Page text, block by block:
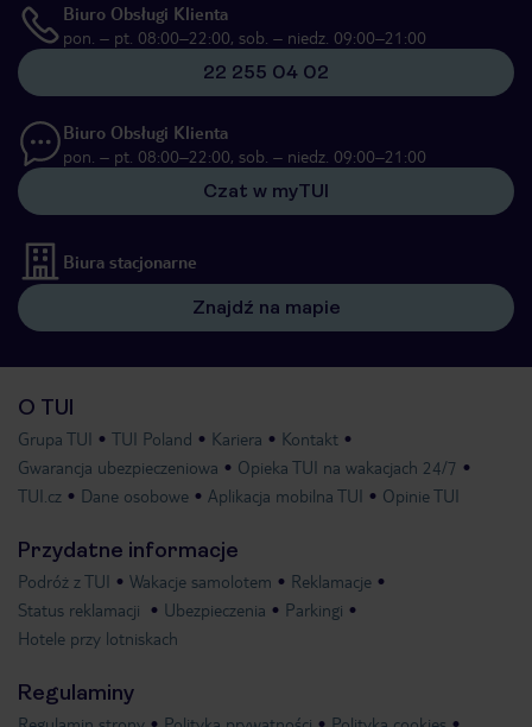
Biuro Obsługi Klienta
pon. – pt. 08:00–22:00, sob. – niedz. 09:00–21:00
22 255 04 02
Biuro Obsługi Klienta
pon. – pt. 08:00–22:00, sob. – niedz. 09:00–21:00
Czat w myTUI
Biura stacjonarne
Znajdź na mapie
O TUI
Grupa TUI TUI Poland Kariera
Kontakt
Gwarancja ubezpieczeniowa
Opieka TUI na wakacjach 24/7
TUI.cz
Dane osobowe Aplikacja mobilna TUI Opinie TUI
Przydatne informacje
Podróż z TUI Wakacje samolotem
Reklamacje
Status reklamacji
Ubezpieczenia
Parkingi
Hotele przy lotniskach
Regulaminy